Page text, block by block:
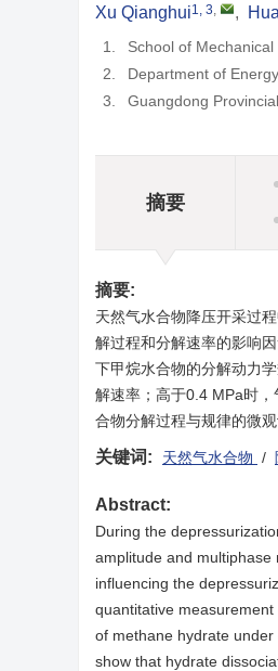
Xu Qianghui1, 3, ,
1.
School of
2.
Department of
3.
Guangdong
摘要
摘要:
天然气水合物降压开采过
解过程和分解速率的影响
下甲烷水合物的分解动力
解速率；高于0.4 MPa时
合物分解过程与规律的微
关键词: 天然气水合物 /
Abstract:
During the
amplitude and multiphase
influencing the
quantitative
of methane hydrate
show that hydrate